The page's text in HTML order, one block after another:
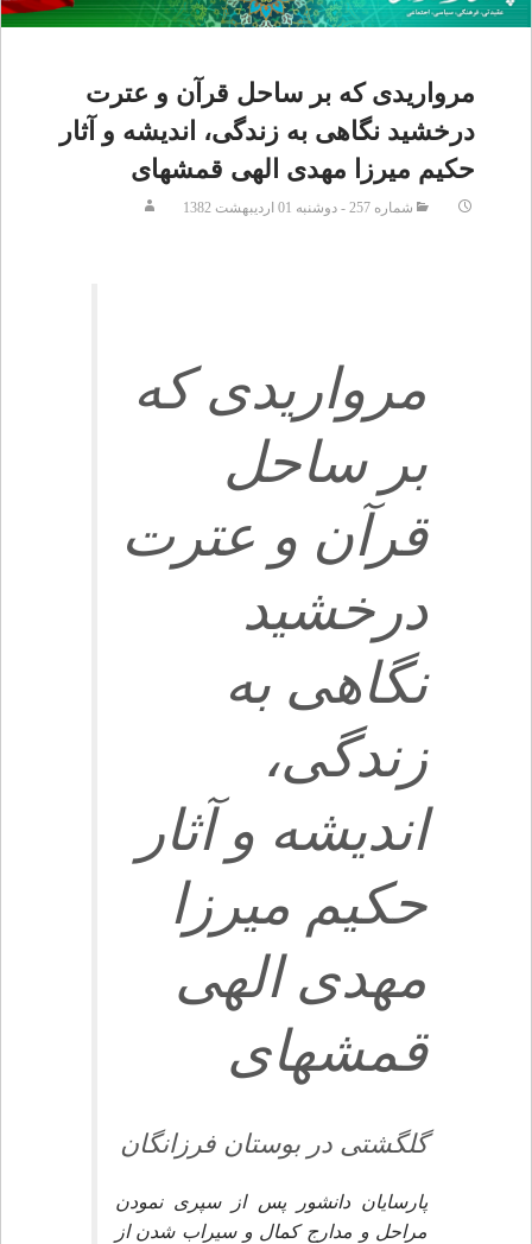
مرواريدى كه بر ساحل قرآن و عترت
درخشيد نگاهى به زندگى، انديشه و آثار
حكيم ميرزا مهدى الهى قمشه‏اى
شماره 257 - دوشنبه 01 ارديبهشت 1382
مرواريدى كه
بر ساحل
قرآن و عترت
درخشيد
نگاهى به
زندگى،
انديشه و آثار
حكيم ميرزا
مهدى الهى
قمشه‏اى
گلگشتى در بوستان فرزانگان‏
پارسايان دانشور پس از سپرى نمودن
مراحل و مدارج كمال و سيراب شدن از